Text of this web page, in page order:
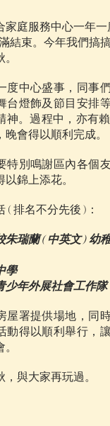
家庭服務中心一年
結束。今年我們搞
度中心盛事，同事
台燈飾及節目安排
神。過程中，亦有
會得以順利完成。
特別鳴謝區內各個
錦上添花。
( 排名不分先後 )：
朱瑞蘭 ( 中英文 ) 幼
學
少年外展社會工作隊
屋署提供場地，同
動得以順利舉行，
與大家再玩過。